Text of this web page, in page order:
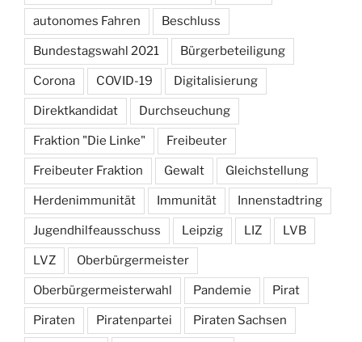
autonomes Fahren Beschluss
Bundestagswahl 2021 Bürgerbeteiligung
Corona COVID-19 Digitalisierung
Direktkandidat Durchseuchung
Fraktion "Die Linke" Freibeuter
Freibeuter Fraktion Gewalt Gleichstellung
Herdenimmunität Immunität Innenstadtring
Jugendhilfeausschuss Leipzig LIZ LVB
LVZ Oberbürgermeister
Oberbürgermeisterwahl Pandemie Pirat
Piraten Piratenpartei Piraten Sachsen